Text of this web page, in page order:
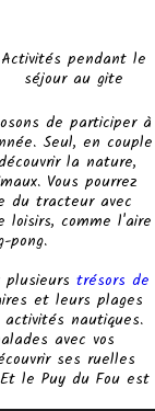
Activités pendant le
séjour au gite
de participer à
Seul, en couple
la nature,
Vous pourrez
du tracteur avec
loisirs, comme l'aire
pong.
trésors de
et leurs plages
nautiques.
avec vos
ses ruelles
le Puy du Fou est